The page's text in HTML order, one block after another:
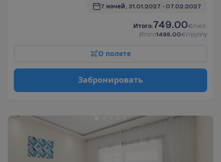
7 ночей, 31.01.2027 - 07.02.2027
Итого:749.00€/чел.
Итого1498.00€/группу
О полете
Забронировать